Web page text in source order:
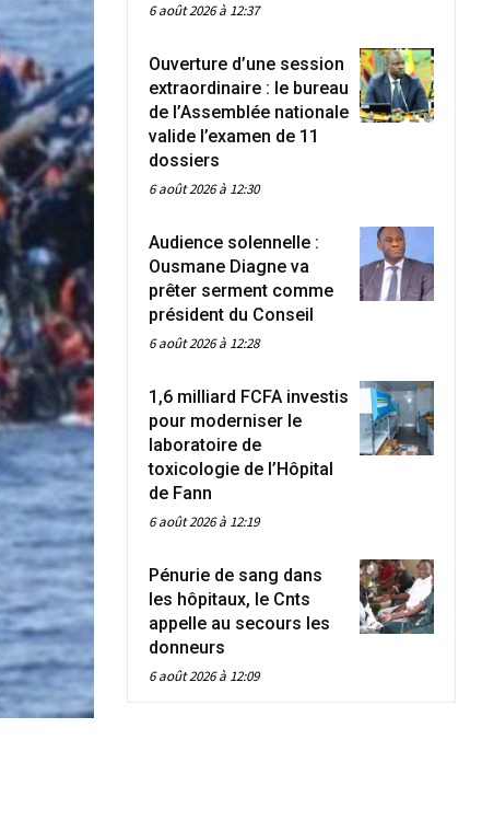
6 août 2026 à 12:37
Ouverture d’une session
extraordinaire : le bureau
de l’Assemblée nationale
valide l’examen de 11
dossiers
6 août 2026 à 12:30
Audience solennelle :
Ousmane Diagne va
prêter serment comme
président du Conseil
6 août 2026 à 12:28
1,6 milliard FCFA investis
pour moderniser le
laboratoire de
toxicologie de l’Hôpital
de Fann
6 août 2026 à 12:19
Pénurie de sang dans
les hôpitaux, le Cnts
appelle au secours les
donneurs
6 août 2026 à 12:09